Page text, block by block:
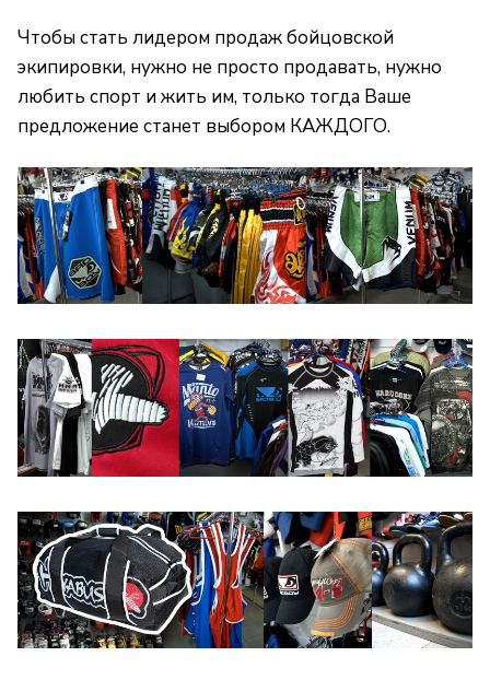
Чтобы стать лидером продаж бойцовской
экипировки, нужно не просто продавать, нужно
любить спорт и жить им, только тогда Ваше
предложение станет выбором КАЖДОГО.